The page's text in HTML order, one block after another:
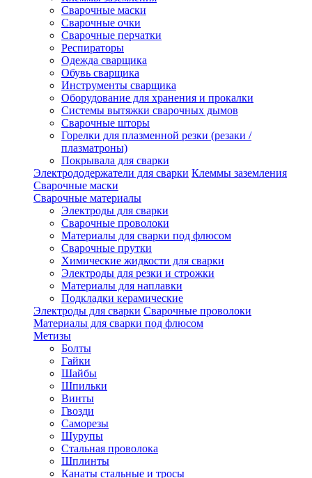
Сварочные маски
Сварочные очки
Сварочные перчатки
Респираторы
Одежда сварщика
Обувь сварщика
Инструменты сварщика
Оборудование для хранения и прокалки
Системы вытяжки сварочных дымов
Сварочные шторы
Горелки для плазменной резки (резаки /
плазматроны)
Покрывала для сварки
Электрододержатели для сварки Клеммы заземления
Сварочные маски
Сварочные материалы
Электроды для сварки
Сварочные проволоки
Материалы для сварки под флюсом
Сварочные прутки
Химические жидкости для сварки
Электроды для резки и строжки
Материалы для наплавки
Подкладки керамические
Электроды для сварки Сварочные проволоки
Материалы для сварки под флюсом
Метизы
Болты
Гайки
Шайбы
Шпильки
Винты
Гвозди
Саморезы
Шурупы
Стальная проволока
Шплинты
Канаты стальные и тросы